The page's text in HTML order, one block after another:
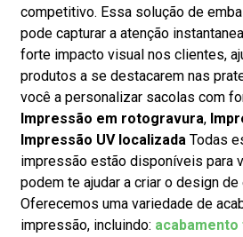
competitivo. Essa solução de
pode capturar a atenção
forte impacto visual nos clientes,
produtos a se destacarem nas
você a personalizar sacolas com
Impressão em rotogravura,
Impressão UV localizadaTodas
impressão estão disponíveis para
podem te ajudar a criar o design
Oferecemos uma variedade de
impressão, incluindo: